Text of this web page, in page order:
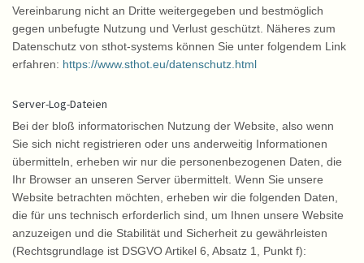
Vereinbarung nicht an Dritte weitergegeben und bestmöglich
gegen unbefugte Nutzung und Verlust geschützt. Näheres zum
Datenschutz von sthot-systems können Sie unter folgendem Link
erfahren: https://www.sthot.eu/datenschutz.html
Server-Log-Dateien
Bei der bloß informatorischen Nutzung der Website, also wenn
Sie sich nicht registrieren oder uns anderweitig Informationen
übermitteln, erheben wir nur die personenbezogenen Daten, die
Ihr Browser an unseren Server übermittelt. Wenn Sie unsere
Website betrachten möchten, erheben wir die folgenden Daten,
die für uns technisch erforderlich sind, um Ihnen unsere Website
anzuzeigen und die Stabilität und Sicherheit zu gewährleisten
(Rechtsgrundlage ist DSGVO Artikel 6, Absatz 1, Punkt f):